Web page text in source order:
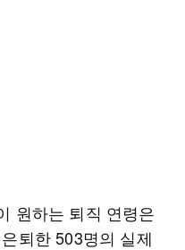
원하는 퇴직 연령은
퇴한 503명의 실제